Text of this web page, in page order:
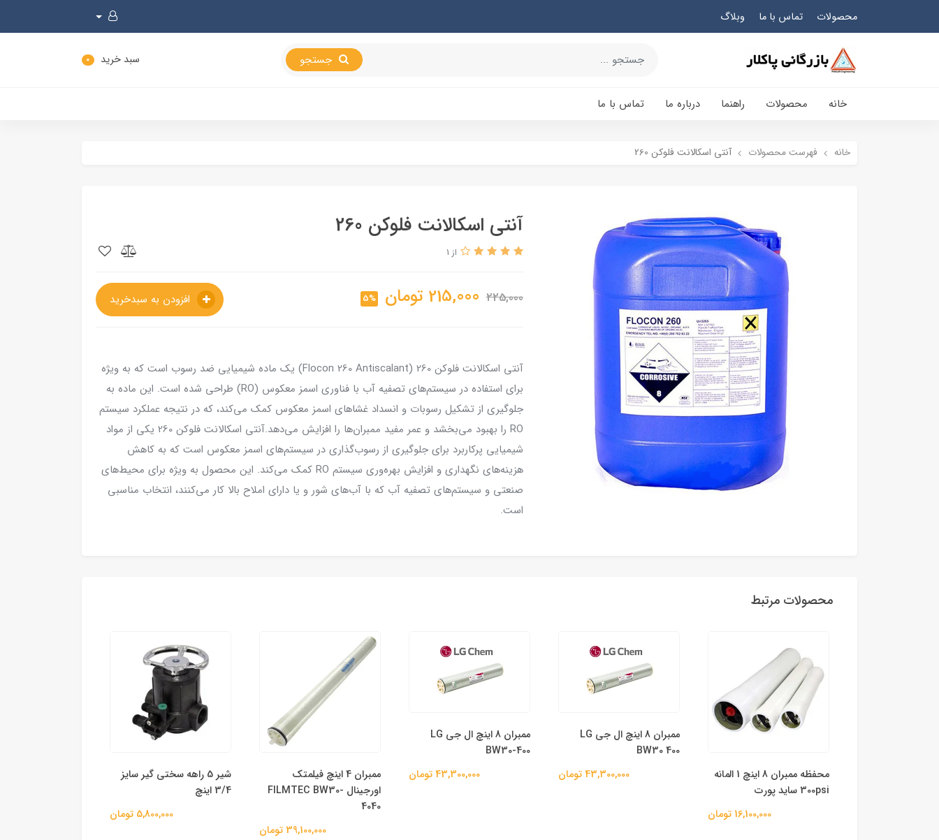
محصولات تماس با ما وبلاگ
سبد خرید 0
خانه محصولات راهنما درباره ما تماس با ما
خانه فهرست محصولات آنتی اسکالانت فلوکن 260
آنتی اسکالانت فلوکن 260
از 1
225,000
215,000 تومان 5%
آنتی اسکالانت فلوکن 260 (Flocon 260 Antiscalant) یک ماده شیمیایی ضد رسوب است که به ویژه
برای استفاده در سیستم‌های تصفیه آب با فناوری اسمز معکوس (RO) طراحی شده است. این ماده به
جلوگیری از تشکیل رسوبات و انسداد غشاهای اسمز معکوس کمک می‌کند، که در نتیجه عملکرد سیستم
RO را بهبود می‌بخشد و عمر مفید ممبران‌ها را افزایش می‌دهد.آنتی اسکالانت فلوکن 260 یکی از مواد
شیمیایی پرکاربرد برای جلوگیری از رسوب‌گذاری در سیستم‌های اسمز معکوس است که به کاهش
هزینه‌های نگهداری و افزایش بهره‌وری سیستم RO کمک می‌کند. این محصول به ویژه برای محیط‌های
صنعتی و سیستم‌های تصفیه آب که با آب‌های شور و یا دارای املاح بالا کار می‌کنند، انتخاب مناسبی
است.
محصولات مرتبط
محفظه ممبران 8 اینچ 1 المانه
300psi ساید پورت
16,100,000 تومان
ممبران 8 اینچ ال جی LG
BW30 400
43,300,000 تومان
ممبران 8 اینچ ال جی LG
BW30-400
43,300,000 تومان
ممبران 4 اینچ فیلمتک
اورجینال FILMTEC BW30-
4040
39,100,000 تومان
شیر 5 راهه سختی گیر سایز
3/4 اینچ
5,800,000 تومان